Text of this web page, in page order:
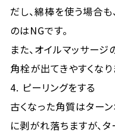
だし、綿棒を使う場合
のはNGです。
また、オイルマッサー
角栓が出てきやすくなり
4. ピーリングをする
古くなった角質はター
に剥がれ落ちますが、